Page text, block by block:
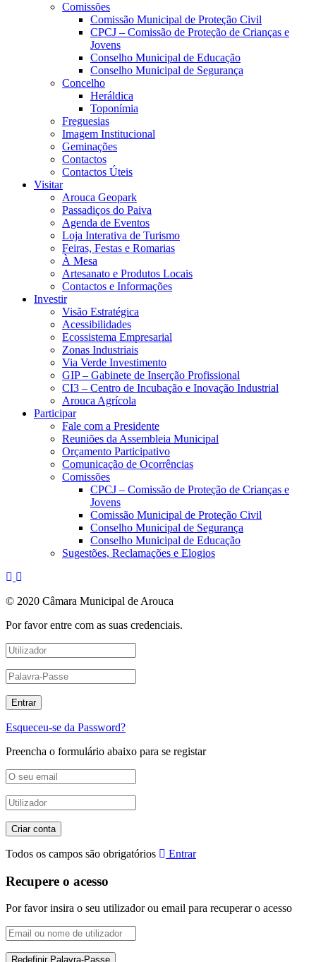
Comissões
Comissão Municipal de Proteção Civil
CPCJ – Comissão de Proteção de Crianças e
Jovens
Conselho Municipal de Educação
Conselho Municipal de Segurança
Concelho
Heráldica
Toponímia
Freguesias
Imagem Institucional
Geminações
Contactos
Contactos Úteis
Visitar
Arouca Geopark
Passadiços do Paiva
Agenda de Eventos
Loja Interativa de Turismo
Feiras, Festas e Romarias
À Mesa
Artesanato e Produtos Locais
Contactos e Informações
Investir
Visão Estratégica
Acessibilidades
Ecossistema Empresarial
Zonas Industriais
Via Verde Investimento
GIP – Gabinete de Inserção Profissional
CI3 – Centro de Incubação e Inovação Industrial
Arouca Agrícola
Participar
Fale com a Presidente
Reuniões da Assembleia Municipal
Orçamento Participativo
Comunicação de Ocorrências
Comissões
CPCJ – Comissão de Proteção de Crianças e
Jovens
Comissão Municipal de Proteção Civil
Conselho Municipal de Segurança
Conselho Municipal de Educação
Sugestões, Reclamações e Elogios
© 2020 Câmara Municipal de Arouca
Por favor entre com as suas credenciais.
Esqueceu-se da Password?
Preencha o formulário abaixo para se registar
Todos os campos são obrigatórios Entrar
Recupere o acesso
Por favor insira o seu utilizador ou email para recuperar o acesso